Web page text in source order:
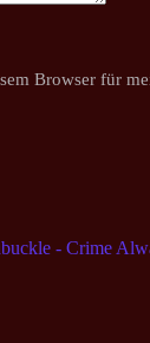
Browser für